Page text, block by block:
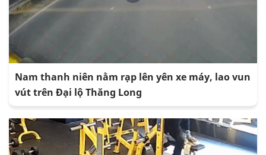
Nam thanh niên nằm rạp lên yên xe máy, lao vun
vút trên Đại lộ Thăng Long